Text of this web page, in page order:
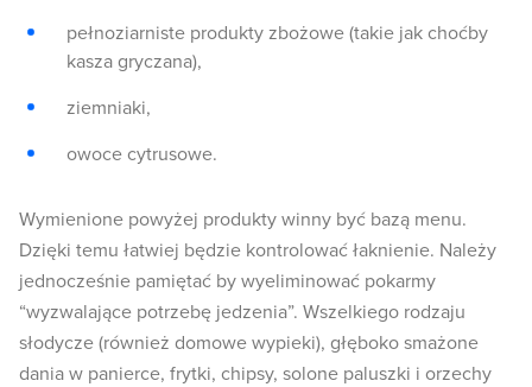
pełnoziarniste produkty zbożowe (takie jak choćby
kasza gryczana),
ziemniaki,
owoce cytrusowe.
Wymienione powyżej produkty winny być bazą menu.
Dzięki temu łatwiej będzie kontrolować łaknienie. Należy
jednocześnie pamiętać by wyeliminować pokarmy
“wyzwalające potrzebę jedzenia”. Wszelkiego rodzaju
słodycze (również domowe wypieki), głęboko smażone
dania w panierce, frytki, chipsy, solone paluszki i orzechy